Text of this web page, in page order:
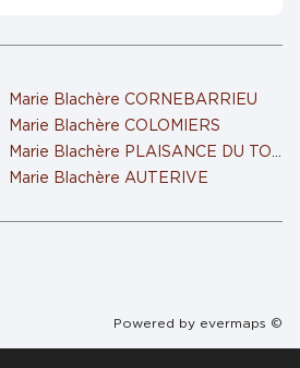
Marie Blachère CORNEBARRIEU
Marie Blachère COLOMIERS
Marie Blachère PLAISANCE DU
Marie Blachère AUTERIVE
Powered by evermaps ©